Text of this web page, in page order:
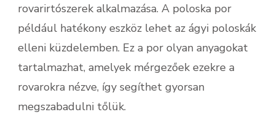
rovarirtószerek alkalmazása. A poloska por
például hatékony eszköz lehet az ágyi poloskák
elleni küzdelemben. Ez a por olyan anyagokat
tartalmazhat, amelyek mérgezőek ezekre a
rovarokra nézve, így segíthet gyorsan
megszabadulni tőlük.